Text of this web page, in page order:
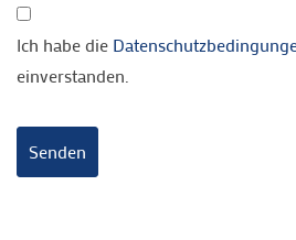
Ich habe die
einverstanden.
Senden